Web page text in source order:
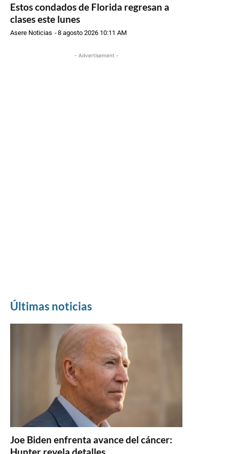
Estos condados de Florida regresan a
clases este lunes
Asere Noticias -8 agosto 2026 10:11 AM
- Advertisement -
Últimas noticias
Joe Biden enfrenta avance del cáncer: